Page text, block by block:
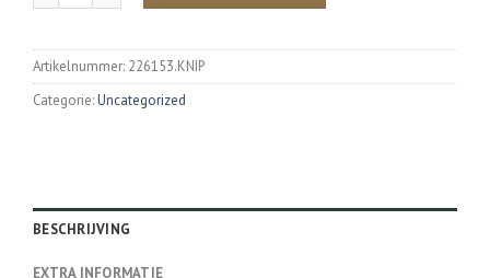
Artikelnummer: 226153.KNIP
Categorie:Uncategorized
BESCHRIJVING
EXTRA INFORMATIE